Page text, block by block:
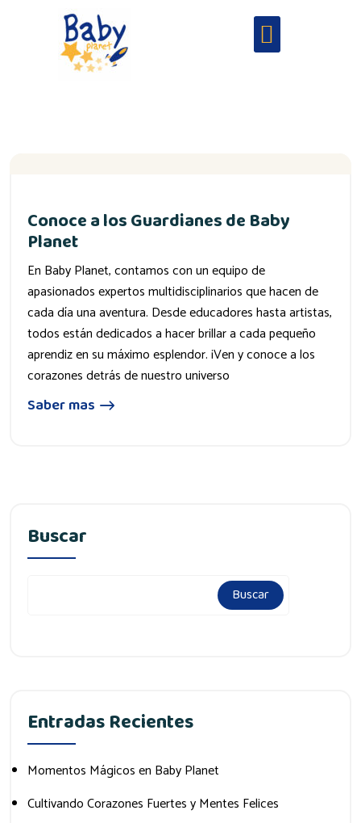
Conoce a los Guardianes de Baby
Planet
En Baby Planet, contamos con un equipo de
apasionados expertos multidisciplinarios que hacen de
cada día una aventura. Desde educadores hasta artistas,
todos están dedicados a hacer brillar a cada pequeño
aprendiz en su máximo esplendor. ¡Ven y conoce a los
corazones detrás de nuestro universo
Saber mas
Buscar
Buscar
Entradas Recientes
Momentos Mágicos en Baby Planet
Cultivando Corazones Fuertes y Mentes Felices